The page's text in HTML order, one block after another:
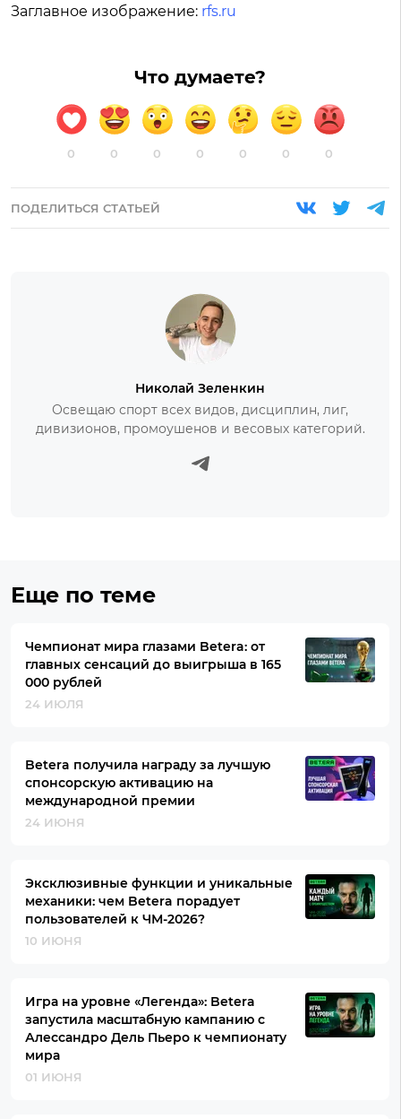
Заглавное изображение: rfs.ru
Что думаете?
0 0 0 0 0 0 0
ПОДЕЛИТЬСЯ СТАТЬЕЙ
Николай Зеленкин
Освещаю спорт всех видов, дисциплин, лиг,
дивизионов, промоушенов и весовых категорий.
Еще по теме
Чемпионат мира глазами Betera: от
главных сенсаций до выигрыша в 165
000 рублей
24 ИЮЛЯ
Betera получила награду за лучшую
спонсорскую активацию на
международной премии
24 ИЮНЯ
Эксклюзивные функции и уникальные
механики: чем Betera порадует
пользователей к ЧМ-2026?
10 ИЮНЯ
Игра на уровне «Легенда»: Betera
запустила масштабную кампанию с
Алессандро Дель Пьеро к чемпионату
мира
01 ИЮНЯ